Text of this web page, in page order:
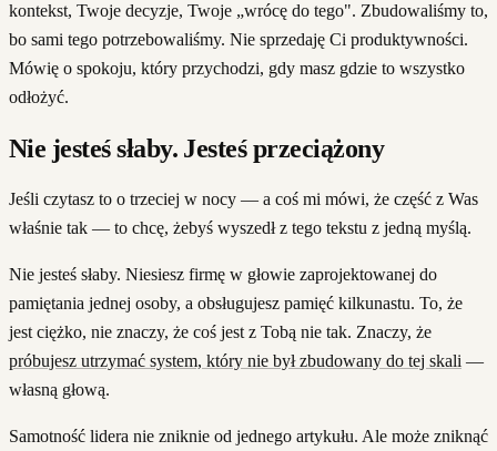
kontekst, Twoje decyzje, Twoje „wrócę do tego". Zbudowaliśmy to,
bo sami tego potrzebowaliśmy. Nie sprzedaję Ci produktywności.
Mówię o spokoju, który przychodzi, gdy masz gdzie to wszystko
odłożyć.
Nie jesteś słaby. Jesteś przeciążony
Jeśli czytasz to o trzeciej w nocy — a coś mi mówi, że część z Was
właśnie tak — to chcę, żebyś wyszedł z tego tekstu z jedną myślą.
Nie jesteś słaby. Niesiesz firmę w głowie zaprojektowanej do
pamiętania jednej osoby, a obsługujesz pamięć kilkunastu. To, że
jest ciężko, nie znaczy, że coś jest z Tobą nie tak. Znaczy, że
próbujesz utrzymać system, który nie był zbudowany do tej skali —
własną głową.
Samotność lidera nie zniknie od jednego artykułu. Ale może zniknąć